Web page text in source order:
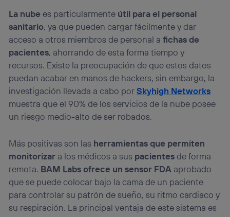
La nube es particularmente útil para el personal
sanitario, ya que pueden cargar fácilmente y dar
acceso a otros miembros de personal a fichas de
pacientes, ahorrando de esta forma tiempo y
recursos. Existe la preocupación de que estos datos
puedan acabar en manos de hackers, sin embargo, la
investigación llevada a cabo porSkyhigh Networks
muestra que el 90% de los servicios de la nube posee
un riesgo medio-alto de ser robados.
Más positivas son las herramientas que permiten
monitorizar a los médicos a sus pacientesde forma
remota. BAM Labs ofrece un sensor FDA aprobado
que se puede colocar bajo la cama de un paciente
para controlar su patrón de sueño, su ritmo cardiaco y
su respiración. La principal ventaja de este sistema es